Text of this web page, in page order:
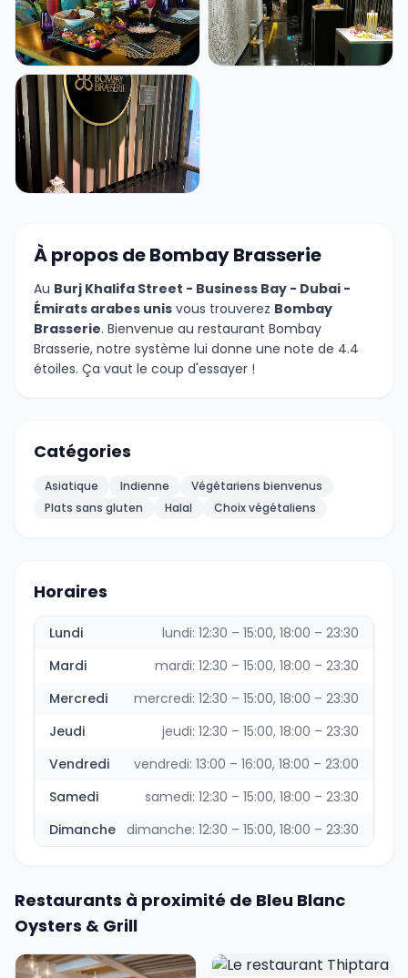
À propos de Bombay Brasserie
Au Burj Khalifa Street - Business Bay - Dubai -
Émirats arabes unis vous trouverez Bombay
Brasserie. Bienvenue au restaurant Bombay
Brasserie, notre système lui donne une note de 4.4
étoiles. Ça vaut le coup d'essayer !
Catégories
Asiatique Indienne
Végétariens bienvenus
Plats sans gluten
Halal Choix végétaliens
Horaires
Lundi
lundi: 12:30 – 15:00, 18:00 – 23:30
Mardi
mardi: 12:30 – 15:00, 18:00 – 23:30
Mercredi
mercredi: 12:30 – 15:00, 18:00 – 23:30
Jeudi
jeudi: 12:30 – 15:00, 18:00 – 23:30
Vendredi
vendredi: 13:00 – 16:00, 18:00 – 23:00
Samedi
samedi: 12:30 – 15:00, 18:00 – 23:30
Dimanche dimanche: 12:30 – 15:00, 18:00 – 23:30
Restaurants à proximité de Bleu Blanc
Oysters & Grill